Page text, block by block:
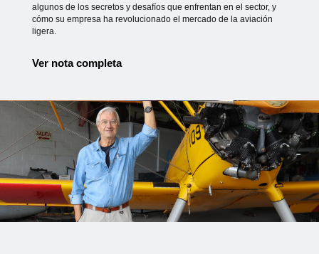
algunos de los secretos y desafíos que enfrentan en el sector, y
cómo su empresa ha revolucionado el mercado de la aviación
ligera.
Ver nota completa